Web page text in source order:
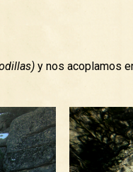
y nos acoplamos